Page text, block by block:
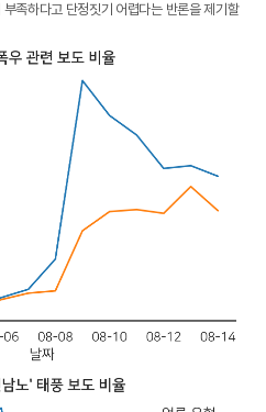
족하다고 단정짓기 어렵다는 반론을 제기할